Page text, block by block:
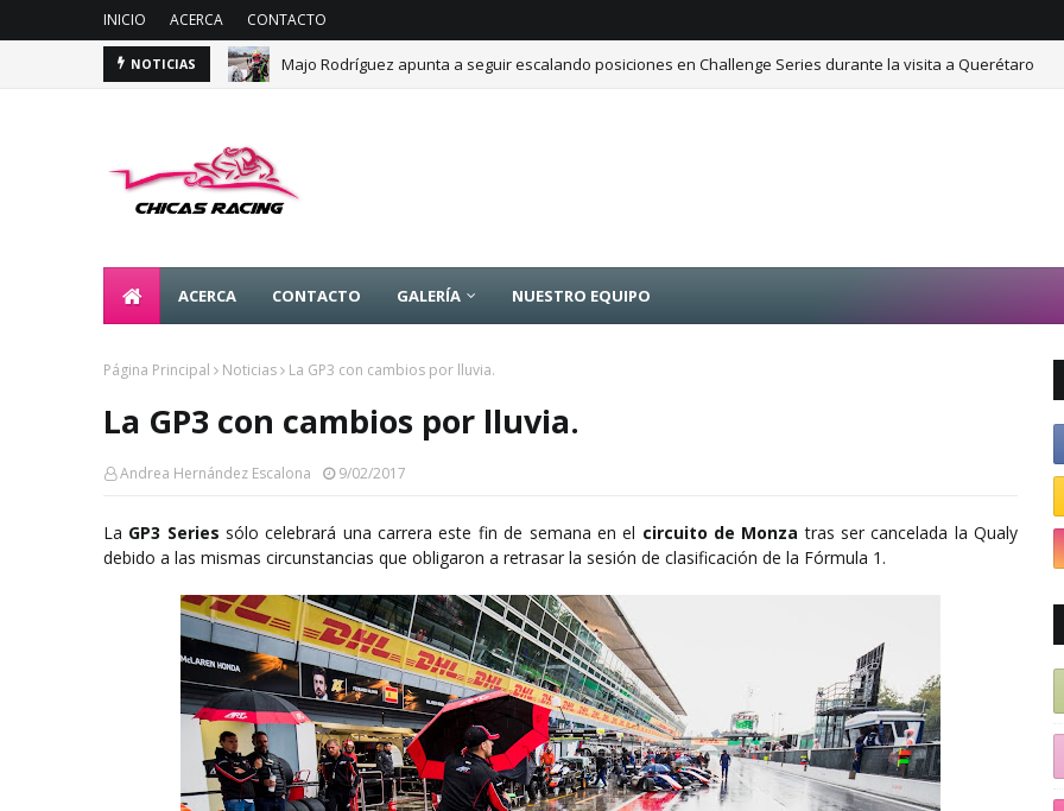
INICIO ACERCA CONTACTO
NOTICIAS Majo Rodríguez apunta a seguir escalando posiciones en Challenge Series durante la visita a Querétaro
ACERCA CONTACTO GALERÍA NUESTRO EQUIPO
Página Principal Noticias La GP3 con cambios por lluvia.
La GP3 con cambios por lluvia.
Andrea Hernández Escalona 9/02/2017
La GP3 Series sólo celebrará una carrera este fin de semana en el circuito de Monza tras ser cancelada la Qualy
debido a las mismas circunstancias que obligaron a retrasar la sesión de clasificación de la Fórmula 1.